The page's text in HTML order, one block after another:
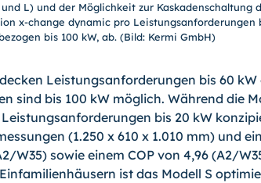
L) und der Möglichkeit zur Kaskadenschaltung
x-change dynamic pro Leistungsanforderungen
bis 100 kW, ab. (Bild: Kermi GmbH)
Leistungsanforderungen bis 60 kW
sind bis 100 kW möglich. Während die
bis 20 kW
(1.250 x 610 x 1.010 mm) und
W35) sowie einem COP von 4,96 (A2/
ist das Modell S